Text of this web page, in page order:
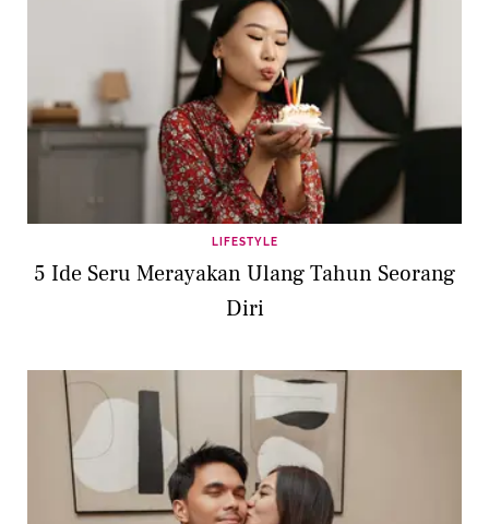
LIFESTYLE
5 Ide Seru Merayakan Ulang Tahun Seorang
Diri